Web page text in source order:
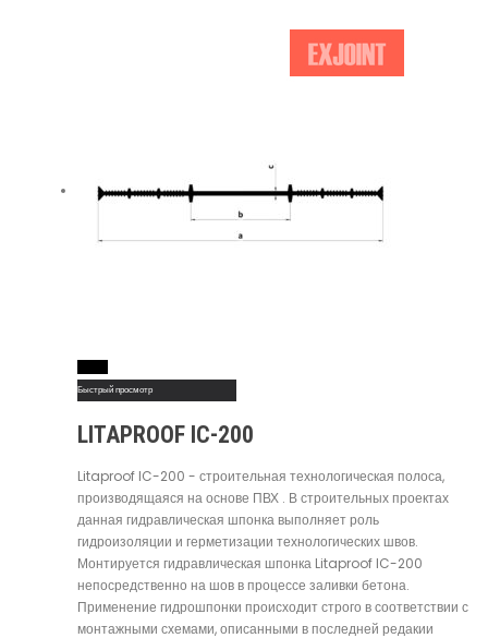
Быстрый просмотр
LITAPROOF IC-200
Litaproof IC-200 - строительная технологическая полоса,
производящаяся на основе ПВХ . В строительных проектах
данная гидравлическая шпонка выполняет роль
гидроизоляции и герметизации технологических швов.
Монтируется гидравлическая шпонка Litaproof IC-200
непосредственно на шов в процессе заливки бетона.
Применение гидрошпонки происходит строго в соответствии с
монтажными схемами, описанными в последней редакии